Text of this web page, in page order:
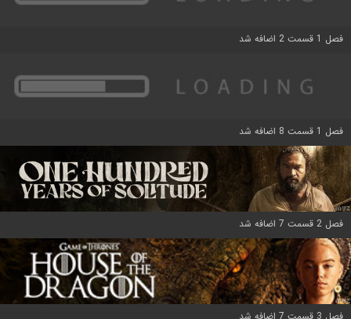
فصل 1 قسمت 2 اضافه شد
فصل 1 قسمت 8 اضافه شد
فصل 2 قسمت 7 اضافه شد